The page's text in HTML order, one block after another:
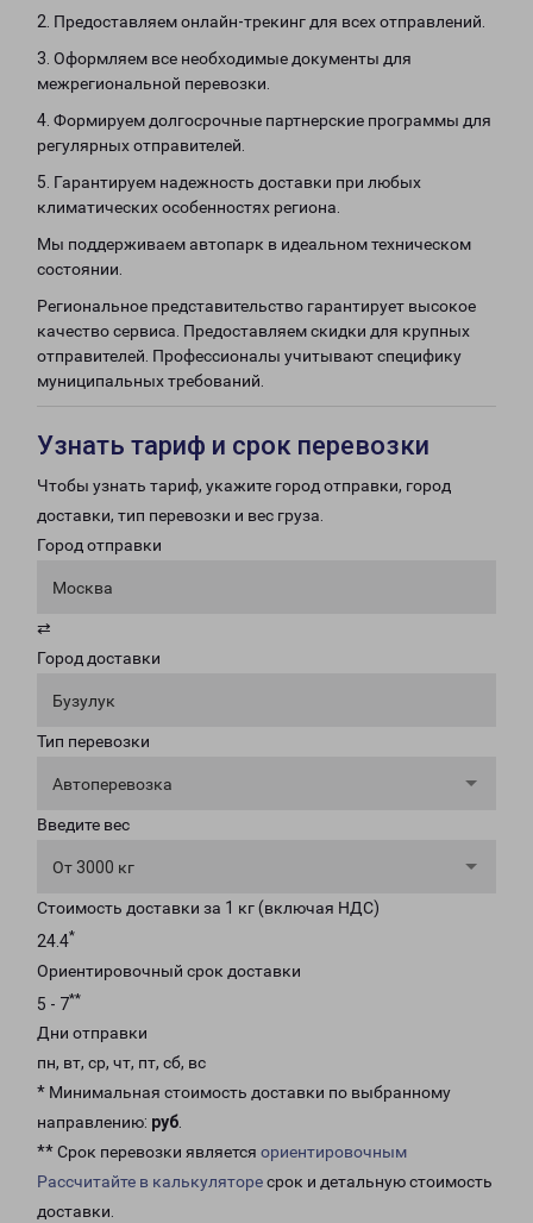
2. Предоставляем онлайн-трекинг для всех отправлений.
3. Оформляем все необходимые документы для
межрегиональной перевозки.
4. Формируем долгосрочные партнерские программы для
регулярных отправителей.
5. Гарантируем надежность доставки при любых
климатических особенностях региона.
Мы поддерживаем автопарк в идеальном техническом
состоянии.
Региональное представительство гарантирует высокое
качество сервиса. Предоставляем скидки для крупных
отправителей. Профессионалы учитывают специфику
муниципальных требований.
Узнать тариф и срок перевозки
Чтобы узнать тариф, укажите город отправки, город
доставки, тип перевозки и вес груза.
Город отправки
Москва
⇄
Город доставки
Бузулук
Тип перевозки
Автоперевозка
Введите вес
От 3000 кг
Стоимость доставки за 1 кг (включая НДС)
24.4*
Ориентировочный срок доставки
5 - 7**
Дни отправки
пн, вт, ср, чт, пт, сб, вс
* Минимальная стоимость доставки по выбранному
направлению: руб.
** Срок перевозки является ориентировочным
Рассчитайте в калькуляторесрок и детальную стоимость
доставки.